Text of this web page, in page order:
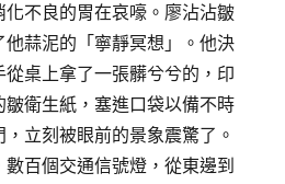
不良的胃在哀嚎。廖沾沾皺
蒜泥的「寧靜冥想」。他決
桌上拿了一張髒兮兮的，印
衛生紙，塞進口袋以備不時
立刻被眼前的景象震驚了。
百個交通信號燈，從東邊到